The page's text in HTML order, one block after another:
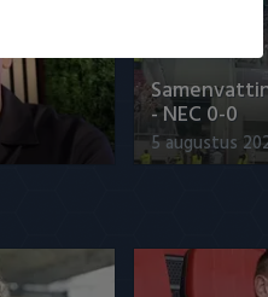
- NEC 0-0
5 augustus